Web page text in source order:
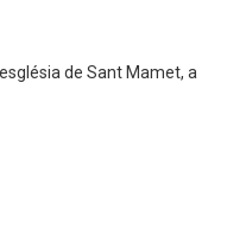
de Sant Mamet, a